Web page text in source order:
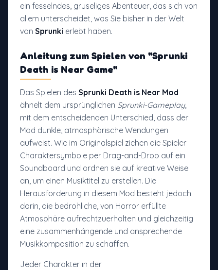
ein fesselndes, gruseliges Abenteuer, das sich von
allem unterscheidet, was Sie bisher in der Welt
von Sprunki erlebt haben.
Anleitung zum Spielen von "Sprunki
Death is Near Game"
Das Spielen des Sprunki Death is Near Mod
ähnelt dem ursprünglichen Sprunki-Gameplay,
mit dem entscheidenden Unterschied, dass der
Mod dunkle, atmosphärische Wendungen
aufweist. Wie im Originalspiel ziehen die Spieler
Charaktersymbole per Drag-and-Drop auf ein
Soundboard und ordnen sie auf kreative Weise
an, um einen Musiktitel zu erstellen. Die
Herausforderung in diesem Mod besteht jedoch
darin, die bedrohliche, von Horror erfüllte
Atmosphäre aufrechtzuerhalten und gleichzeitig
eine zusammenhängende und ansprechende
Musikkomposition zu schaffen.
Jeder Charakter in der